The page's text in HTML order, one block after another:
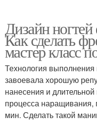
Дизайн ногтей
Как сделать
мастер класс
Технология
завоевала хорошую
нанесения и длительной
процесса наращивания,
мин. Сделать такой